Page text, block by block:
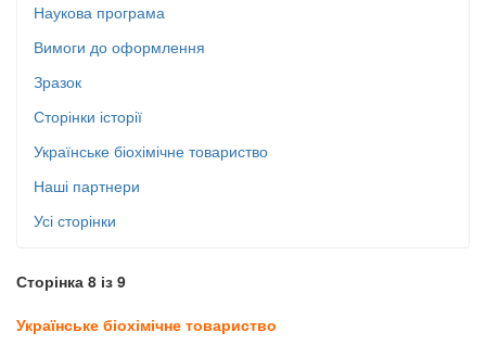
Наукова програма
Вимоги до оформлення
Зразок
Сторінки історії
Українське біохімічне товариство
Наші партнери
Усі сторінки
Сторінка 8 із 9
Українське біохімічне товариство